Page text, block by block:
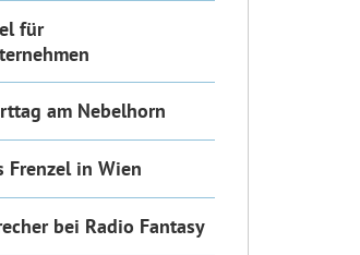
für
am Nebelhorn
Frenzel in Wien
bei Radio Fantasy